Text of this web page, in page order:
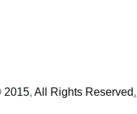
2015, All Rights Reserved.